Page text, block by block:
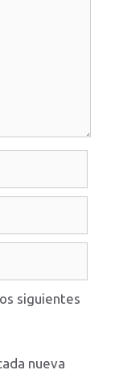
siguientes
nueva